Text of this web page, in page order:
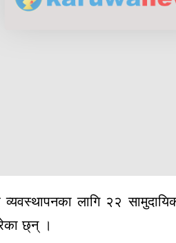
लागि २२
छ्न् ।